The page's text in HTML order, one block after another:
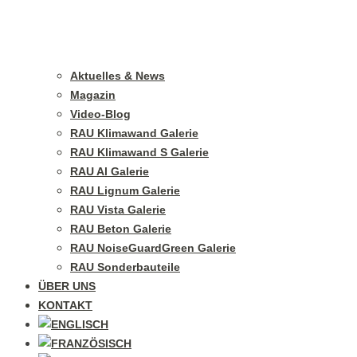
Aktuelles & News
Magazin
Video-Blog
RAU Klimawand Galerie
RAU Klimawand S Galerie
RAU Al Galerie
RAU Lignum Galerie
RAU Vista Galerie
RAU Beton Galerie
RAU NoiseGuardGreen Galerie
RAU Sonderbauteile
ÜBER UNS
KONTAKT